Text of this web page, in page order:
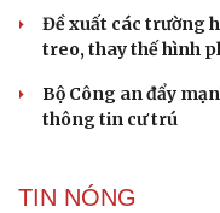
check-in
Đề xuất các trường
treo, thay thế hình
Bộ Công an đẩy
thông tin cư trú
TIN NÓNG